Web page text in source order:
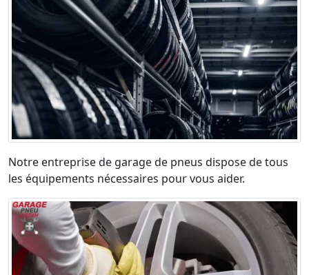
Notre entreprise de garage de pneus dispose de tous
les équipements nécessaires pour vous aider.